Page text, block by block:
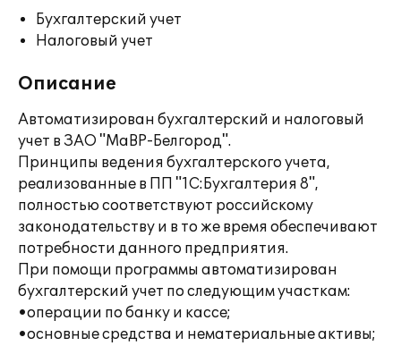
Бухгалтерский учет
Налоговый учет
Описание
Автоматизирован бухгалтерский и налоговый
учет в ЗАО "МаВР-Белгород".
Принципы ведения бухгалтерского учета,
реализованные в ПП "1С:Бухгалтерия 8",
полностью соответствуют российскому
законодательству и в то же время обеспечивают
потребности данного предприятия.
При помощи программы автоматизирован
бухгалтерский учет по следующим участкам:
•операции по банку и кассе;
•основные средства и нематериальные активы;